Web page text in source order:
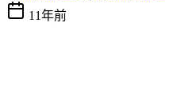
11年前